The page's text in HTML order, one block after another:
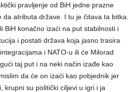
pravljenje od BiH jedne prazne
atributa države. I tu je čitava ta bitka.
BiH konačno izaći na put stabilnosti i
i postati država koja jasno trasira
i NATO-u ili će Milorad
taj put i na neki način izađe kao
da će on izaći kao pobjednik jer
krupni su politički ciljevi u igri i ja